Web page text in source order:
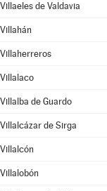
Villaeles de Valdavia
Villahán
Villaherreros
Villalaco
Villalba de Guardo
Villalcázar de Sirga
Villalcón
Villalobón